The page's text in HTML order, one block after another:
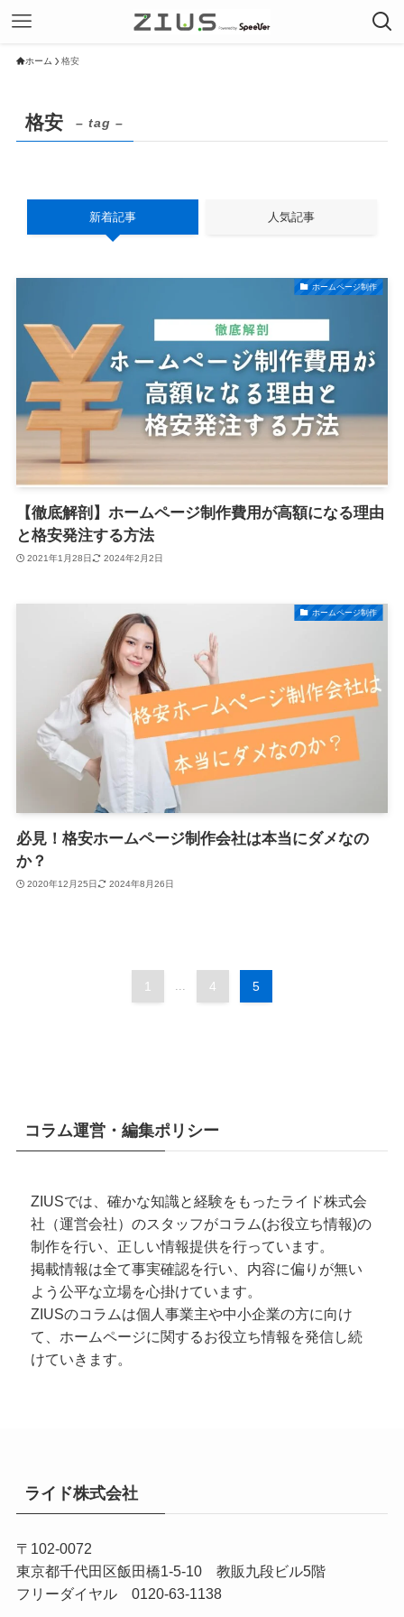
ホーム 格安
格安 – tag –
新着記事 人気記事
ホームページ制作
【徹底解剖】ホームページ制作費用が高額になる理由
と格安発注する方法
2021年1月28日 2024年2月2日
ホームページ制作
必見！格安ホームページ制作会社は本当にダメなの
か？
2020年12月25日 2024年8月26日
1 ... 4 5
コラム運営・編集ポリシー
ZIUSでは、確かな知識と経験をもったライド株式会
社（運営会社）のスタッフがコラム(お役立ち情報)の
制作を行い、正しい情報提供を行っています。
掲載情報は全て事実確認を行い、内容に偏りが無い
よう公平な立場を心掛けています。
ZIUSのコラムは個人事業主や中小企業の方に向け
て、ホームページに関するお役立ち情報を発信し続
けていきます。
ライド株式会社
〒102-0072
東京都千代田区飯田橋1-5-10 教販九段ビル5階
フリーダイヤル 0120-63-1138